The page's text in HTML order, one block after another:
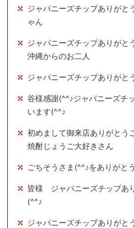
ジャパニーズチップありがと
ゃん
ジャパニーズチップありが
沖縄からのお二人
ジャパニーズチップありがと
谷様感謝(^^♪ジャパニーズチ
います(^^♪
初めまして御来店ありがとう
焼酎じょうご大好きさん
ごちそうさま(^^♪をありがと
皆様 ジャパニーズチップあ
(^^♪
ジャパニーズチップありがと